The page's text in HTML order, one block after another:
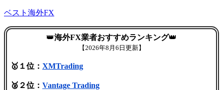
ベスト海外FX
👑海外FX業者おすすめランキング👑
【2026年8月6日更新】
🥇１位： XMTrading
🥈２位： Vantage Trading